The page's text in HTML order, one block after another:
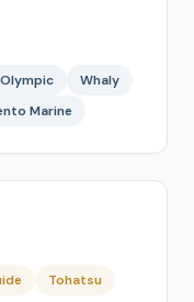
Olympic
Whaly
Marine
Tohatsu